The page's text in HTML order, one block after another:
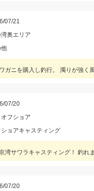
07/21
奥エリア
他
07/20
フショア
ショアキャスティング
湾サワラキャスティング！ 釣れ
07/20